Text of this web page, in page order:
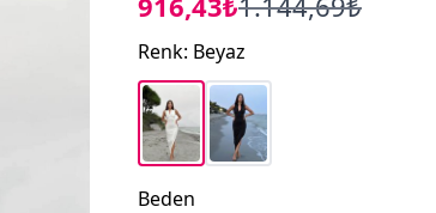
Renk: Beyaz
Beden